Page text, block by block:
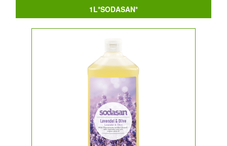
1L*SODASAN*